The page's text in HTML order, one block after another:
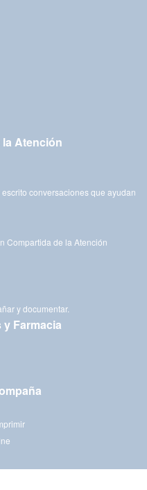
Atención
conversaciones que ayudan
Compartida de la Atención
y documentar.
Farmacia